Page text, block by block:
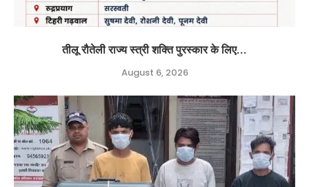
तीलू रौतेली राज्य स्त्री शक्ति पुरस्कार के लिए...
August 6, 2026